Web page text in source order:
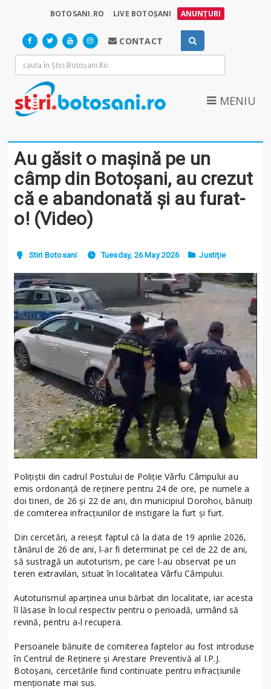
BOTOSANI.RO LIVE BOTOȘANI ANUNȚURI
CONTACT
MENIU
Au găsit o mașină pe un
câmp din Botoșani, au crezut
că e abandonată și au furat-
o! (Video)
Stiri Botosani Tuesday, 26 May 2026 Justiție
Polițiștii din cadrul Postului de Poliție Vârfu Câmpului au
emis ordonanță de reținere pentru 24 de ore, pe numele a
doi tineri, de 26 și 22 de ani, din municipiul Dorohoi, bănuiți
de comiterea infracțiunilor de instigare la furt și furt.
Din cercetări, a reieșit faptul că la data de 19 aprilie 2026,
tânărul de 26 de ani, l-ar fi determinat pe cel de 22 de ani,
să sustragă un autoturism, pe care l-au observat pe un
teren extravilan, situat în localitatea Vârfu Câmpului.
Autoturismul aparținea unui bărbat din localitate, iar acesta
îl lăsase în locul respectiv pentru o perioadă, urmând să
revină, pentru a-l recupera.
Persoanele bănuite de comiterea faptelor au fost introduse
în Centrul de Reținere și Arestare Preventivă al I.P.J.
Botoșani, cercetările fiind continuate pentru infracțiunile
menționate mai sus.